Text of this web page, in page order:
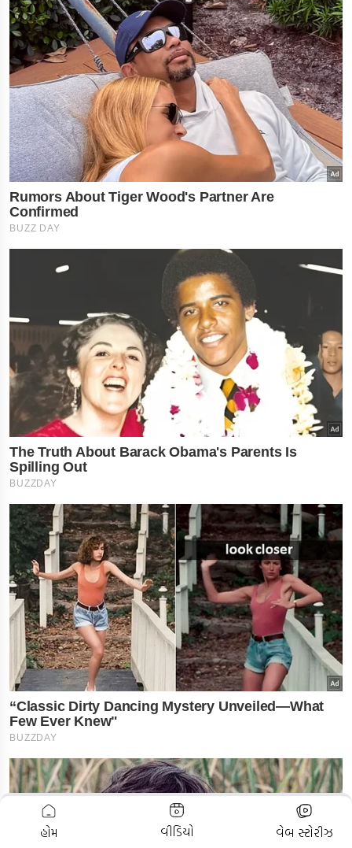
ADVERTISEMENT
હોમ વીડિયો વેબ સ્ટોરીઝ